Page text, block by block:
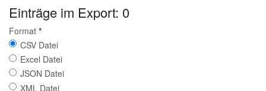
Einträge im Export: 0
Format *
CSV Datei
Excel Datei
JSON Datei
XML Datei